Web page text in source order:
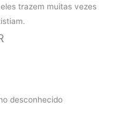
trazem muitas vezes
desconhecido